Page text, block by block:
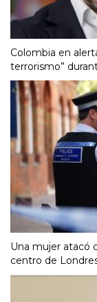
Colombia en
terrorismo”
Una mujer atacó
centro de